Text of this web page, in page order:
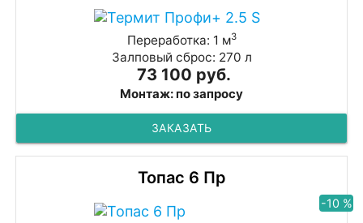
Переработка: 1 м3
Залповый сброс: 270 л
73 100 руб.
Монтаж: по запросу
ЗАКАЗАТЬ
Топас 6 Пр
-10 %